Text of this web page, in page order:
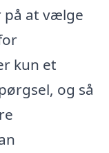
på at vælge
kun et
og så